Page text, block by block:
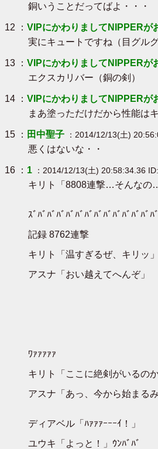
銅いうことだってばよ・・・
12 ： VIPにかわりましてNIPPERが
実にキュートですね（目グルグ
13 ： VIPにかわりましてNIPPERが
エクスカリバー（銅の剣）
14 ： VIPにかわりましてNIPPERが
まあ塗っただけだから性能は
15 ： 田中聖子 ：2014/12/13(土)
悪くはないな・・
16 ： 1 ：2014/12/13(土) 20:58:34.36
キリト「8808連撃…そんなの
ｽﾞﾊﾞﾊﾞﾊﾞﾊﾞﾊﾞﾊﾞﾊﾞﾊﾞﾊﾞﾊﾞﾊﾞﾊﾞﾊ
記録 8762連撃
キリト「温すぎるぜ、キリッ」
アスナ「おい越えてへんぞ」
ﾜｧｧｧｧｧ
キリト「ここに絶剣がいるのか
アスナ「あっ、今から始まる
ディアベル「ﾊｧｧｧｰｰｰｲ！」
ユウキ「よっと！」ｳﾝﾊﾞﾊﾞ